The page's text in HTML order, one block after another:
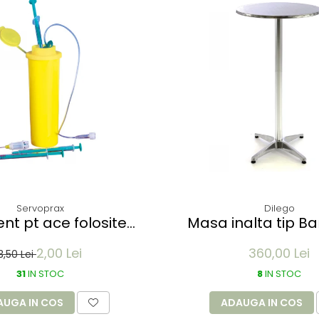
Servoprax
pt ace folosite
Lei2,00 Lei
31IN STOC
IN COS
Dilego
Masa inalta tip
optic crom
360,00 Lei
8IN STOC
ADAUGA IN COS